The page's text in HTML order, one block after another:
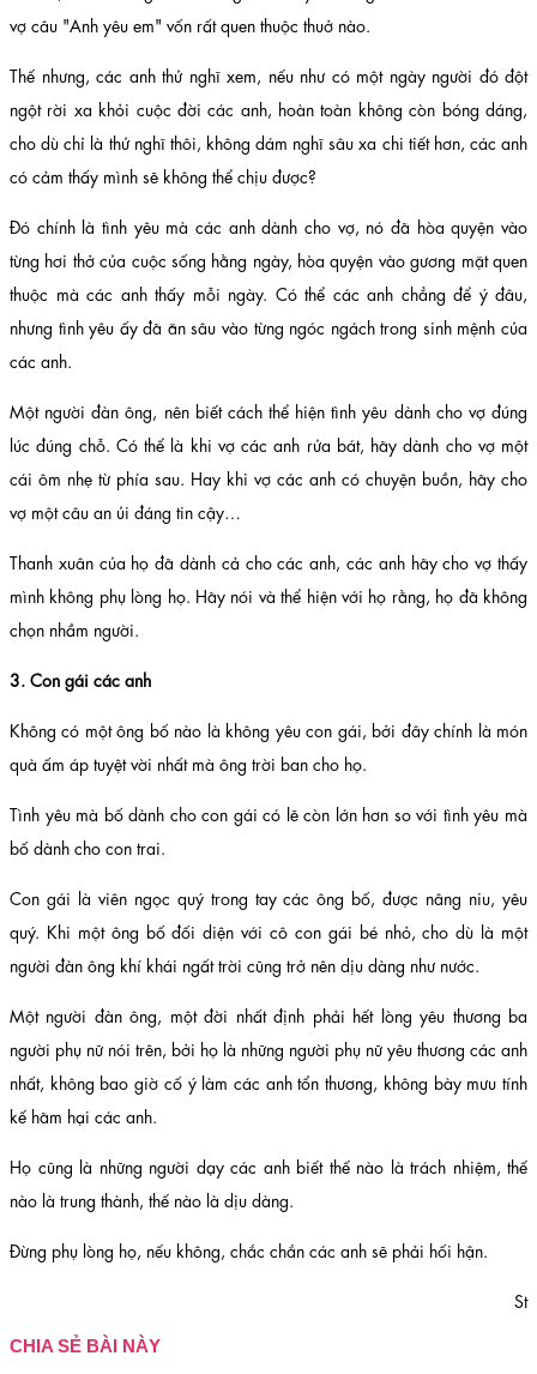
vợ câu "Anh yêu em" vốn rất quen thuộc thuở nào.
Thế nhưng, các anh thử nghĩ xem, nếu như có một ngày người đó đột
ngột rời xa khỏi cuộc đời các anh, hoàn toàn không còn bóng dáng,
cho dù chỉ là thử nghĩ thôi, không dám nghĩ sâu xa chi tiết hơn, các anh
có cảm thấy mình sẽ không thể chịu được?
Đó chính là tình yêu mà các anh dành cho vợ, nó đã hòa quyện vào
từng hơi thở của cuộc sống hằng ngày, hòa quyện vào gương mặt quen
thuộc mà các anh thấy mỗi ngày. Có thể các anh chẳng để ý đâu,
nhưng tình yêu ấy đã ăn sâu vào từng ngóc ngách trong sinh mệnh của
các anh.
Một người đàn ông, nên biết cách thể hiện tình yêu dành cho vợ đúng
lúc đúng chỗ. Có thể là khi vợ các anh rửa bát, hãy dành cho vợ một
cái ôm nhẹ từ phía sau. Hay khi vợ các anh có chuyện buồn, hãy cho
vợ một câu an ủi đáng tin cậy…
Thanh xuân của họ đã dành cả cho các anh, các anh hãy cho vợ thấy
mình không phụ lòng họ. Hãy nói và thể hiện với họ rằng, họ đã không
chọn nhầm người.
3. Con gái các anh
Không có một ông bố nào là không yêu con gái, bởi đây chính là món
quà ấm áp tuyệt vời nhất mà ông trời ban cho họ.
Tình yêu mà bố dành cho con gái có lẽ còn lớn hơn so với tình yêu mà
bố dành cho con trai.
Con gái là viên ngọc quý trong tay các ông bố, được nâng niu, yêu
quý. Khi một ông bố đối diện với cô con gái bé nhỏ, cho dù là một
người đàn ông khí khái ngất trời cũng trở nên dịu dàng như nước.
Một người đàn ông, một đời nhất định phải hết lòng yêu thương ba
người phụ nữ nói trên, bởi họ là những người phụ nữ yêu thương các anh
nhất, không bao giờ cố ý làm các anh tổn thương, không bày mưu tính
kế hãm hại các anh.
Họ cũng là những người dạy các anh biết thế nào là trách nhiệm, thế
nào là trung thành, thế nào là dịu dàng.
Đừng phụ lòng họ, nếu không, chắc chắn các anh sẽ phải hối hận.
St
CHIA SẺ BÀI NÀY